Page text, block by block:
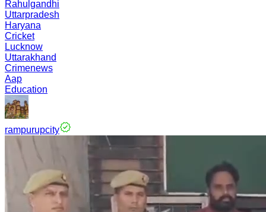
Rahulgandhi
Uttarpradesh
Haryana
Cricket
Lucknow
Uttarakhand
Crimenews
Aap
Education
rampurupcity